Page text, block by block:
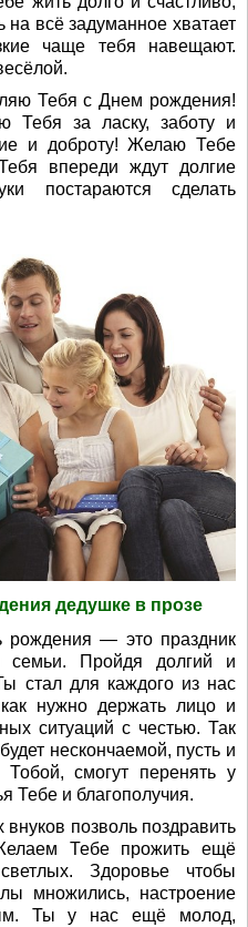
на всё задуманное хватает
чаще тебя навещают.
Тебя с Днем рождения!
Тебя за ласку, заботу и
и доброту! Желаю Тебе
впереди ждут долгие
постараются сделать
дедушке в прозе
— это праздник
Пройдя долгий и
стал для каждого из нас
нужно держать лицо и
ситуаций с честью. Так
нескончаемой, пусть и
Тобой, смогут перенять у
Тебе и благополучия.
позволь поздравить
Тебе прожить ещё
Здоровье чтобы
множились, настроение
Ты у нас ещё молод,